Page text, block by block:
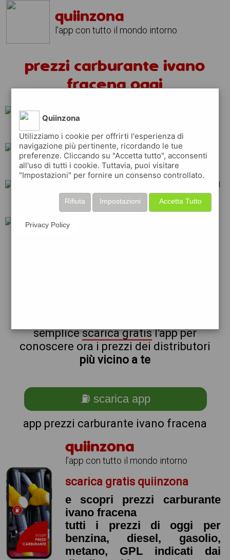
quiinzona
l'app con tutto il mondo intorno
prezzi carburante ivano
fracena oggi
q8
shell api esso
erg total
semplicescarica gratisl'app per
conoscere ora i prezzi dei distributori
più vicino a te
⛽ scarica app
app prezzi carburante ivano fracena
quiinzona
l'app con tutto il mondo intorno
scarica gratis quiinzona
e scopri prezzi carburante
ivano fracena
tutti i prezzi di oggi per
benzina, diesel, gasolio,
metano, GPL indicati dai
Quiinzona
Utilizziamo i cookie per offrirti l'esperienza di
navigazione più pertinente, ricordando le tue
preferenze. Cliccando su "Accetta tutto", acconsenti
all'uso di tutti i cookie. Tuttavia, puoi visitare
"Impostazioni" per fornire un consenso controllato.
Accetta Tutto
Impostazioni
Rifiuta
Privacy Policy